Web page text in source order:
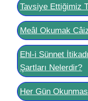
Tavsiye Ettiğimiz
Meâl Okumak
Ehl-i Sünnet
Şartları Nelerdir?
Her Gün